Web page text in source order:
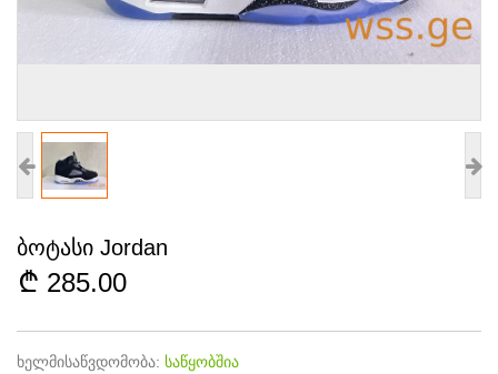
ბოტასი Jordan
285.00
ხელმისაწვდომობა: საწყობშია